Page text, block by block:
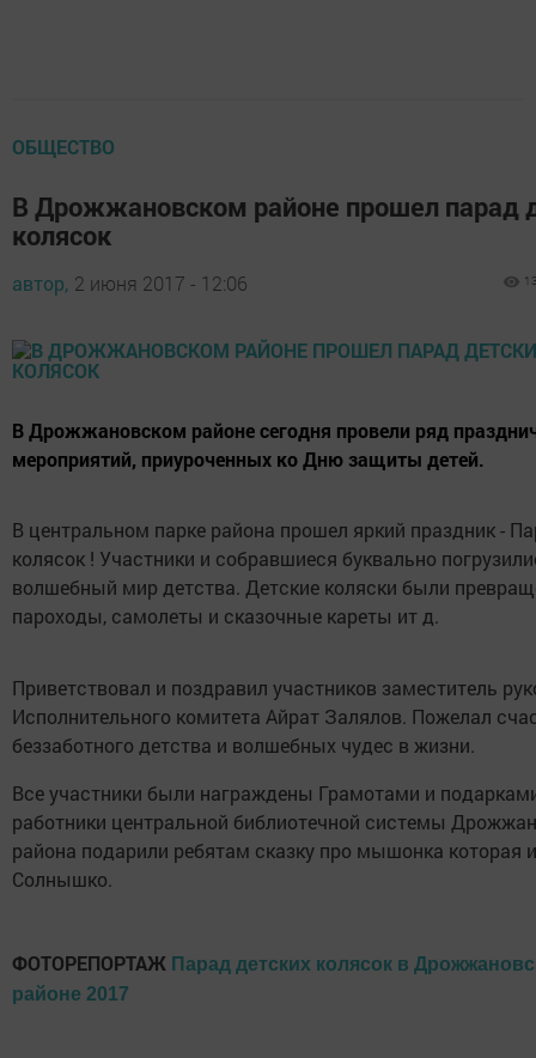
ОБЩЕСТВО
В Дрожжановском районе прошел парад
колясок
автор, 2 июня 2017 - 12:06
В Дрожжановском районе сегодня провели ряд
мероприятий, приуроченных ко Дню защиты детей.
В центральном парке района прошел яркий праздник -
колясок ! Участники и собравшиеся буквально
волшебный мир детства. Детские коляски были
пароходы, самолеты и сказочные кареты ит д.
Приветствовал и поздравил участников заместитель
Исполнительного комитета Айрат Залялов. Пожелал
беззаботного детства и волшебных чудес в жизни.
Все участники были награждены Грамотами и
работники центральной библиотечной системы
района подарили ребятам сказку про мышонка которая
Солнышко.
ФОТОРЕПОРТАЖ Парад детских колясок в
районе 2017